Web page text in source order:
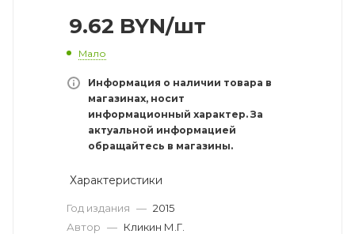
9.62 BYN/шт
Мало
Информация о наличии товара в
магазинах, носит
информационный характер. За
актуальной информацией
обращайтесь в магазины.
Характеристики
Год издания — 2015
Автор — Кликин М.Г.